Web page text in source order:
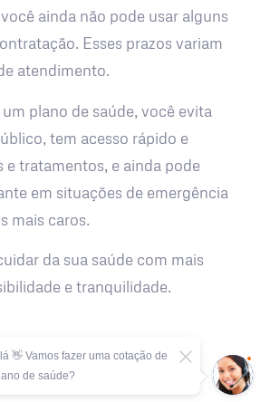
ainda não pode usar alguns
Esses prazos variam
atendimento.
plano de saúde, você evita
tem acesso rápido e
e tratamentos, e ainda pode
em situações de emergência
mais caros.
da sua saúde com mais
e tranquilidade.
👋 Vamos fazer uma cotação de
de saúde?